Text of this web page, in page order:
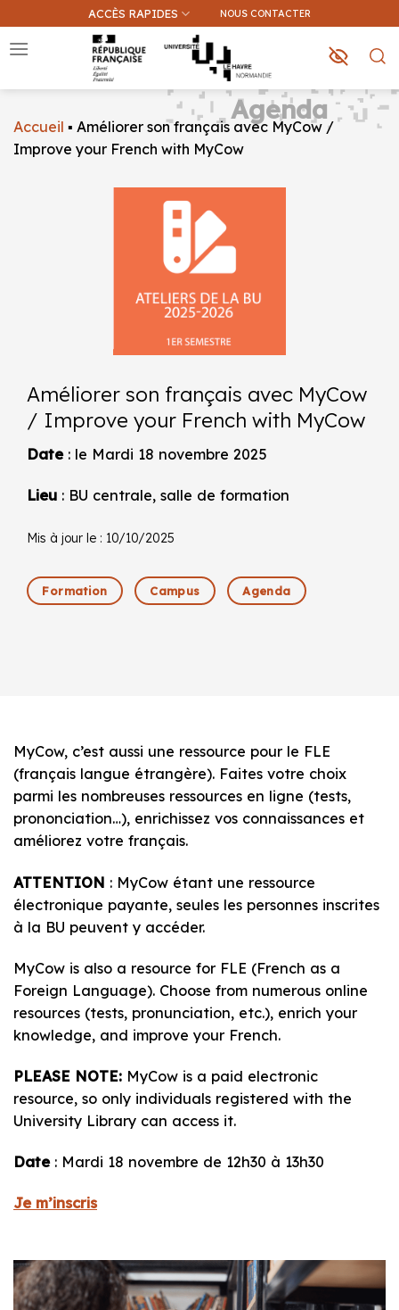
au
contenu
ACCÈS RAPIDES NOUS CONTACTER
Que recherchez-vous ?
Une formation
Accueil ▪ Améliorer son français avec MyCow /
Improve your French with MyCow
Améliorer son français avec MyCow
/ Improve your French with MyCow
Date: le Mardi 18 novembre 2025
Lieu : BU centrale, salle de formation
Mis à jour le : 10/10/2025
Formation Campus Agenda
Agenda
MyCow, c’est aussi une ressource pour le FLE
(français langue étrangère). Faites votre choix
parmi les nombreuses ressources en ligne (tests,
prononciation…), enrichissez vos connaissances et
améliorez votre français.
ATTENTION : MyCow étant une ressource
électronique payante, seules les personnes inscrites
à la BU peuvent y accéder.
MyCow is also a resource for FLE (French as a
Foreign Language). Choose from numerous online
resources (tests, pronunciation, etc.), enrich your
knowledge, and improve your French.
PLEASE NOTE: MyCow is a paid electronic
resource, so only individuals registered with the
University Library can access it.
Date: Mardi 18 novembre de 12h30 à 13h30
Je m’inscris